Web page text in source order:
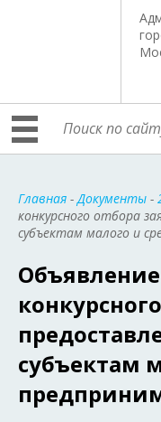
Главная -Документы -
конкурсного отбора
субъектам малого и
субъектам